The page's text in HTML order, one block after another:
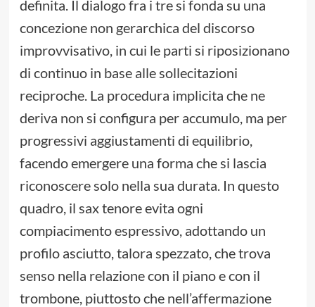
definita. Il dialogo fra i tre si fonda su una
concezione non gerarchica del discorso
improvvisativo, in cui le parti si riposizionano
di continuo in base alle sollecitazioni
reciproche. La procedura implicita che ne
deriva non si configura per accumulo, ma per
progressivi aggiustamenti di equilibrio,
facendo emergere una forma che si lascia
riconoscere solo nella sua durata. In questo
quadro, il sax tenore evita ogni
compiacimento espressivo, adottando un
profilo asciutto, talora spezzato, che trova
senso nella relazione con il piano e con il
trombone, piuttosto che nell’affermazione